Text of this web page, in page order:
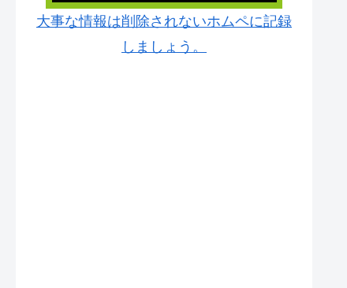
大事な情報は削除されないホムペに記録
しましょう。